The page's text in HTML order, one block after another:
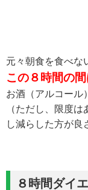
元々朝食を食べな
この８時間の
お酒（アルコール
（ただし、限度
し減らした方が良
８時間ダイ